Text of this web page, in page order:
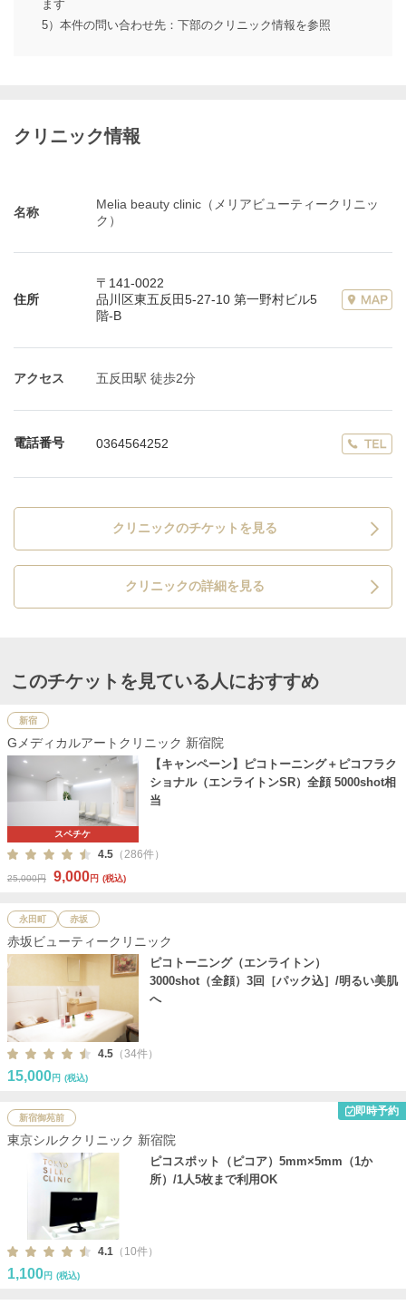
ます
5）本件の問い合わせ先：下部のクリニック情報を参照
クリニック情報
名称
Melia beauty clinic（メリアビューティークリニッ
ク）
住所
〒141-0022
品川区東五反田5-27-10 第一野村ビル5
階-B
アクセス 五反田駅 徒歩2分
電話番号 0364564252
クリニックのチケットを見る
クリニックの詳細を見る
このチケットを見ている人におすすめ
新宿
Gメディカルアートクリニック 新宿院
スペチケ
【キャンペーン】ピコトーニング＋ピコフラク
ショナル（エンライトンSR）全顔 5000shot相
当
4.5 （286件）
25,000円 9,000円 (税込)
永田町 赤坂
赤坂ビューティークリニック
ピコトーニング（エンライトン）
3000shot（全顔）3回［パック込］/明るい美肌
へ
4.5 （34件）
15,000円 (税込)
新宿御苑前
即時予約
東京シルククリニック 新宿院
ピコスポット（ピコア）5mm×5mm（1か
所）/1人5枚まで利用OK
4.1 （10件）
1,100円 (税込)